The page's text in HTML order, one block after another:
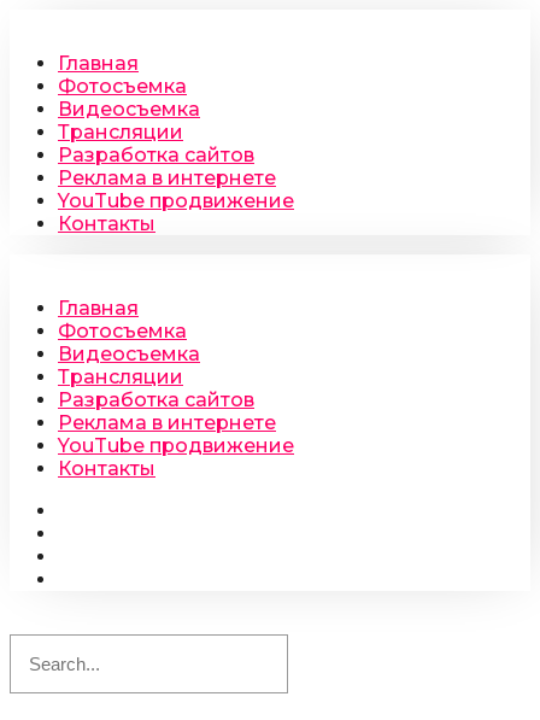
Главная
Фотосъемка
Видеосъемка
Трансляции
Разработка сайтов
Реклама в интернете
YouTube продвижение
Контакты
Главная
Фотосъемка
Видеосъемка
Трансляции
Разработка сайтов
Реклама в интернете
YouTube продвижение
Контакты